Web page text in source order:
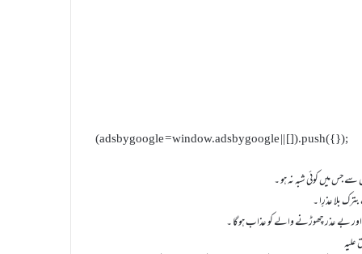
(adsbygoogle = window.adsbygoogle || []).push({});
جس میں کوئی شبہ نہ ہو ۔
بلا عذرٍا ۔
بے عذر چھوڑنے والے کو عذاب ہوگا ۔